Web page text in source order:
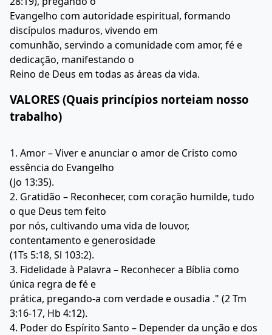
Evangelho com autoridade espiritual, formando
discípulos maduros, vivendo em
comunhão, servindo a comunidade com amor, fé e
dedicação, manifestando o
Reino de Deus em todas as áreas da vida.
VALORES (Quais princípios norteiam nosso
trabalho)
1. Amor – Viver e anunciar o amor de Cristo como
essência do Evangelho
(Jo 13:35).
2. Gratidão – Reconhecer, com coração humilde, tudo
o que Deus tem feito
por nós, cultivando uma vida de louvor,
contentamento e generosidade
(1Ts 5:18, Sl 103:2).
3. Fidelidade à Palavra – Reconhecer a Bíblia como
única regra de fé e
prática, pregando-a com verdade e ousadia ." (2 Tm
3:16-17, Hb 4:12).
4. Poder do Espírito Santo – Depender da unção e dos